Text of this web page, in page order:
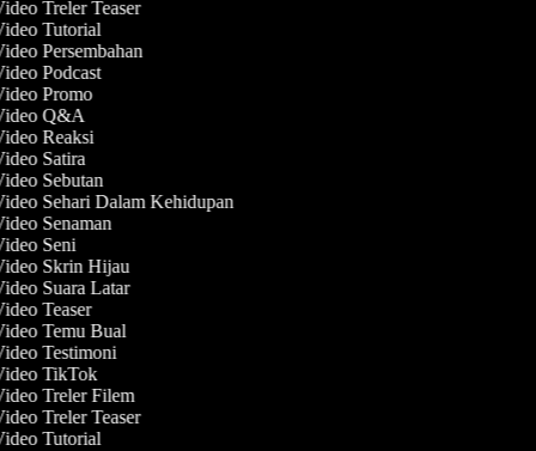
Treler Teaser
Tutorial
Persembahan
Podcast
Promo
Q&A
Reaksi
Satira
Sebutan
Sehari Dalam Kehidupan
Senaman
Seni
Skrin Hijau
Suara Latar
Teaser
Temu Bual
Testimoni
TikTok
Treler Filem
Treler Teaser
Tutorial